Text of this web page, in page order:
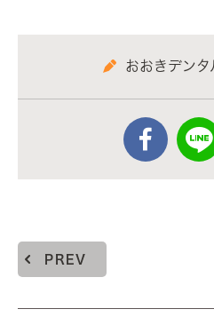
おおきデンタ
PREV